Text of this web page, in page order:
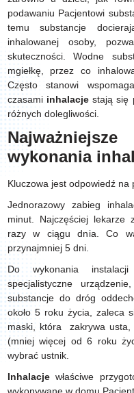
podawaniu Pacjentowi
temu substancje
inhalowanej osoby,
skuteczności. Wodne
mgiełkę, przez co
Często stanowi
czasami inhalacjestają się
różnych dolegliwości.
wykonania
Kluczowa jest odpowiedź na
Jednorazowy zabieg
minut. Najczęściej lekarze
razy w ciągu dnia. Co
przynajmniej 5 dni.
Do wykonania
specjalistyczne
substancje do dróg
około 5 roku życia, zaleca
maski, która zakrywa usta,
(mniej więcej od 6 roku
wybrać ustnik.
Inhalacjewłaściwe